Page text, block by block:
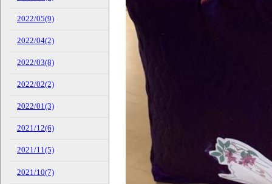
2022/05(9)
2022/04(2)
2022/03(8)
2022/02(2)
2022/01(3)
2021/12(6)
2021/11(5)
2021/10(7)